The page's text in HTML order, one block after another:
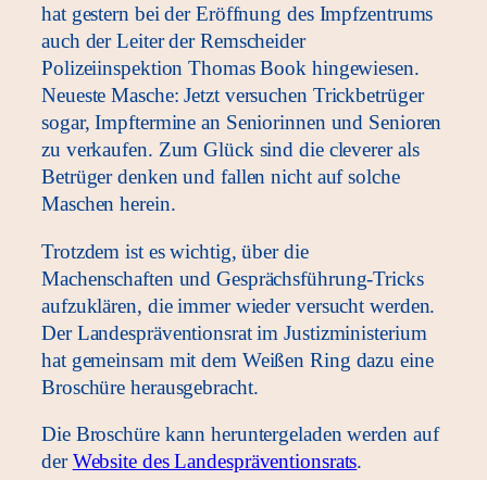
hat gestern bei der Eröffnung des Impfzentrums
auch der Leiter der Remscheider
Polizeiinspektion Thomas Book hingewiesen.
Neueste Masche: Jetzt versuchen Trickbetrüger
sogar, Impftermine an Seniorinnen und Senioren
zu verkaufen. Zum Glück sind die cleverer als
Betrüger denken und fallen nicht auf solche
Maschen herein.
Trotzdem ist es wichtig, über die
Machenschaften und Gesprächsführung-Tricks
aufzuklären, die immer wieder versucht werden.
Der Landespräventionsrat im Justizministerium
hat gemeinsam mit dem Weißen Ring dazu eine
Broschüre herausgebracht.
Die Broschüre kann heruntergeladen werden auf
der Website des Landespräventionsrats.